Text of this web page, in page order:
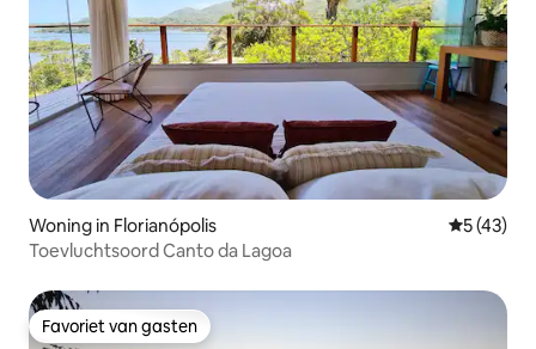
Woning in Florianópolis
5 (43)
Toevluchtsoord Canto da Lagoa
Favoriet van gasten
Favoriet van gasten